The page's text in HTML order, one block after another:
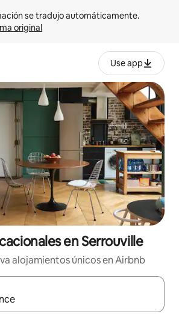
original
Use app
en Serrouville
alojamientos únicos en Airbnb
estén disponibles, navega con las